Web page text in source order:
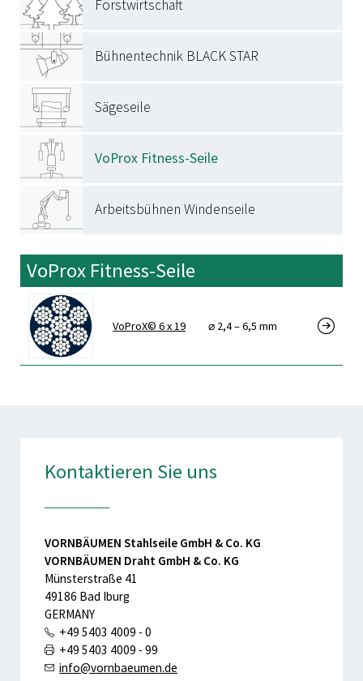
Compliance/CSR
Downloads
Kontakt
Ausbildung / Studium
Ferienjobs
Forstwirtschaft
Bühnentechnik BLACK STAR
Sägeseile
VoProx Fitness-Seile
Arbeitsbühnen Windenseile
VoProx Fitness-Seile
VoProX© 6 x 19 ⌀ 2,4 – 6,5 mm
Kontaktieren Sie uns
VORNBÄUMEN Stahlseile GmbH & Co. KG
VORNBÄUMEN Draht GmbH & Co. KG
Münsterstraße 41
49186 Bad Iburg
GERMANY
+49 5403 4009 - 0
+49 5403 4009 - 99
info@vornbaeumen.de